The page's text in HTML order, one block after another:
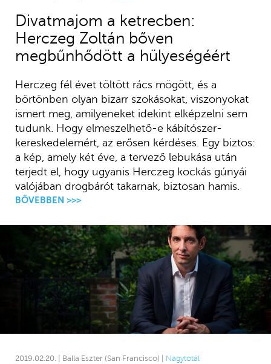
Divatmajom a ketrecben:
Herczeg Zoltán bőven
megbűnhődött a hülyeségéért
Herczeg fél évet töltött rács mögött, és a
börtönben olyan bizarr szokásokat, viszonyokat
ismert meg, amilyeneket idekint elképzelni sem
tudunk. Hogy elmeszelhető-e kábítószer-
kereskedelemért, az erősen kérdéses. Egy biztos:
a kép, amely két éve, a tervező lebukása után
terjedt el, hogy ugyanis Herczeg kockás gúnyái
valójában drogbárót takarnak, biztosan hamis.
BŐVEBBEN >>>
2019.02.20. | Balla Eszter (San Francisco) | Nagytotál